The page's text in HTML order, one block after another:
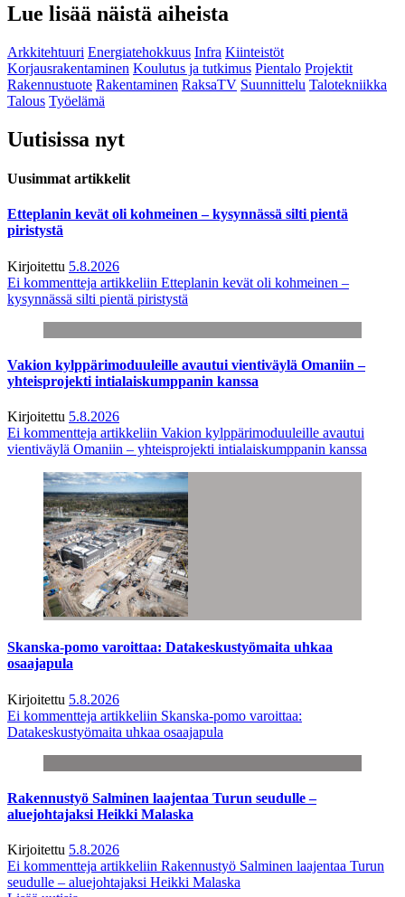
Lue lisää näistä aiheista
Arkkitehtuuri Energiatehokkuus Infra Kiinteistöt
Korjausrakentaminen Koulutus ja tutkimus Pientalo Projektit
Rakennustuote Rakentaminen RaksaTV Suunnittelu Talotekniikka
Talous Työelämä
Uutisissa nyt
Uusimmat artikkelit
Etteplanin kevät oli kohmeinen – kysynnässä silti pientä
piristystä
Kirjoitettu 5.8.2026
Ei kommentteja artikkeliin Etteplanin kevät oli kohmeinen –
kysynnässä silti pientä piristystä
Vakion kylppärimoduuleille avautui vientiväylä Omaniin –
yhteisprojekti intialaiskumppanin kanssa
Kirjoitettu 5.8.2026
Ei kommentteja artikkeliin Vakion kylppärimoduuleille avautui
vientiväylä Omaniin – yhteisprojekti intialaiskumppanin kanssa
Skanska-pomo varoittaa: Datakeskustyömaita uhkaa
osaajapula
Kirjoitettu 5.8.2026
Ei kommentteja artikkeliin Skanska-pomo varoittaa:
Datakeskustyömaita uhkaa osaajapula
Rakennustyö Salminen laajentaa Turun seudulle –
aluejohtajaksi Heikki Malaska
Kirjoitettu 5.8.2026
Ei kommentteja artikkeliin Rakennustyö Salminen laajentaa Turun
seudulle – aluejohtajaksi Heikki Malaska